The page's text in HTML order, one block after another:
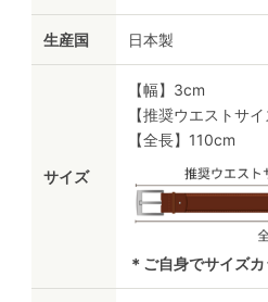
生産国 日本製
サイズ
【幅】3cm
【推奨ウエストサ
【全長】110cm
＊ご自身でサイズ